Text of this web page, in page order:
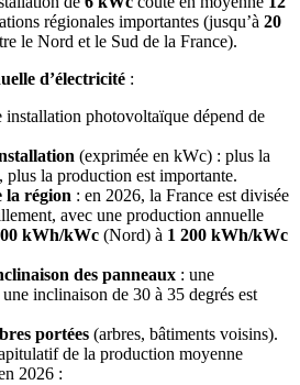
régionales importantes (jusqu’à 20
le Nord et le Sud de la France).
d’électricité :
installation photovoltaïque dépend de
(exprimée en kWc) : plus la
plus la production est importante.
la région : en 2026, la France est divisée
avec une production annuelle
kWh/kWc (Nord) à 1 200 kWh/kWc
des panneaux : une
inclinaison de 30 à 35 degrés est
portées (arbres, bâtiments voisins).
de la production moyenne
2026 :